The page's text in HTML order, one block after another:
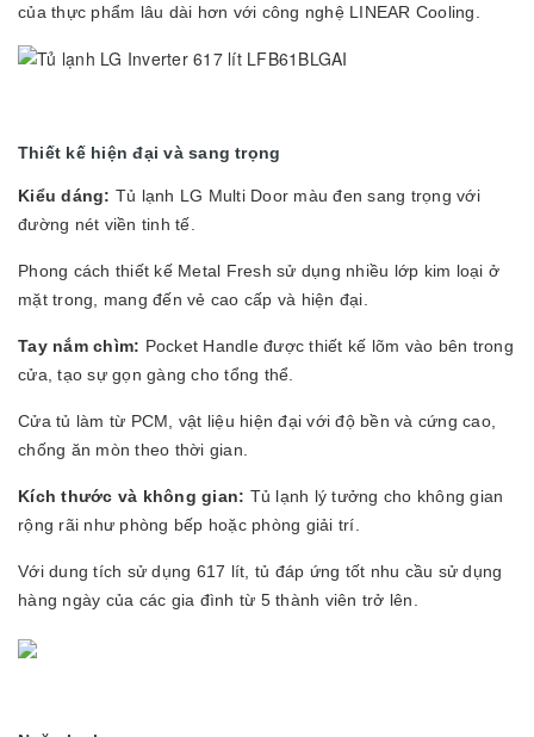
của thực phẩm lâu dài hơn với công nghệ LINEAR Cooling.
Thiết kế hiện đại và sang trọng
Kiểu dáng: Tủ lạnh LG Multi Door màu đen sang trọng với
đường nét viền tinh tế.
Phong cách thiết kế Metal Fresh sử dụng nhiều lớp kim loại ở
mặt trong, mang đến vẻ cao cấp và hiện đại.
Tay nắm chìm: Pocket Handle được thiết kế lõm vào bên trong
cửa, tạo sự gọn gàng cho tổng thể.
Cửa tủ làm từ PCM, vật liệu hiện đại với độ bền và cứng cao,
chống ăn mòn theo thời gian.
Kích thước và không gian: Tủ lạnh lý tưởng cho không gian
rộng rãi như phòng bếp hoặc phòng giải trí.
Với dung tích sử dụng 617 lít, tủ đáp ứng tốt nhu cầu sử dụng
hàng ngày của các gia đình từ 5 thành viên trở lên.